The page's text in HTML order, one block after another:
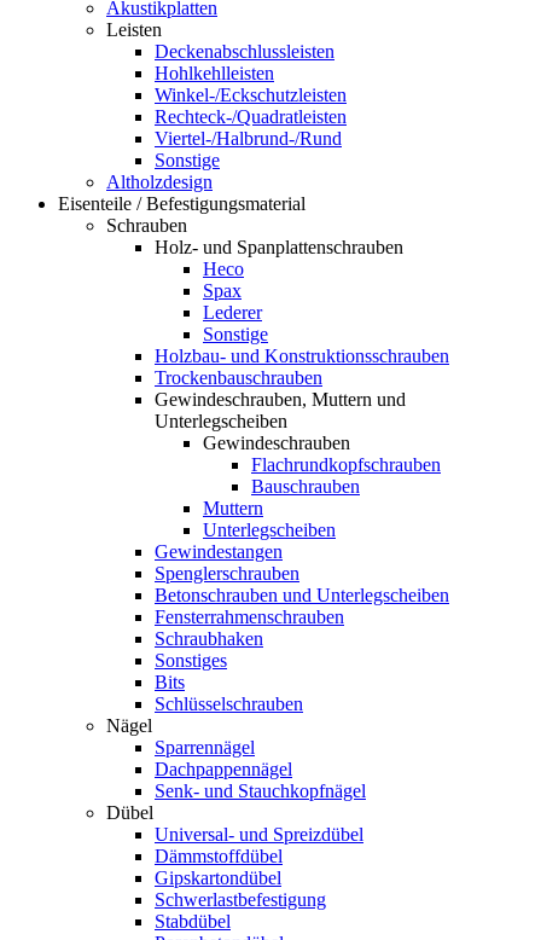
Akustikplatten
Leisten
Deckenabschlussleisten
Hohlkehlleisten
Winkel-/Eckschutzleisten
Rechteck-/Quadratleisten
Viertel-/Halbrund-/Rund
Sonstige
Altholzdesign
Eisenteile / Befestigungsmaterial
Schrauben
Holz- und Spanplattenschrauben
Heco
Spax
Lederer
Sonstige
Holzbau- und Konstruktionsschrauben
Trockenbauschrauben
Gewindeschrauben, Muttern und
Unterlegscheiben
Gewindeschrauben
Flachrundkopfschrauben
Bauschrauben
Muttern
Unterlegscheiben
Gewindestangen
Spenglerschrauben
Betonschrauben und Unterlegscheiben
Fensterrahmenschrauben
Schraubhaken
Sonstiges
Bits
Schlüsselschrauben
Nägel
Sparrennägel
Dachpappennägel
Senk- und Stauchkopfnägel
Dübel
Universal- und Spreizdübel
Dämmstoffdübel
Gipskartondübel
Schwerlastbefestigung
Stabdübel